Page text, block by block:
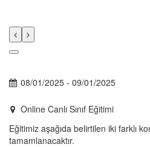
08/01/2025 - 09/01/2025
Online Canlı Sınıf Eğitimi
Eğitimiz aşağıda belirtilen iki farklı
tamamlanacaktır.